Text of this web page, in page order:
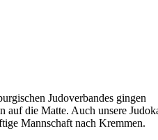
Judoverbandes gingen
auf die Matte. Auch unsere
Mannschaft nach Kremmen.